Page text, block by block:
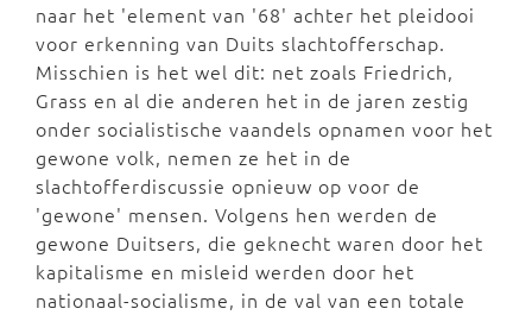
naar het 'element van '68' achter het pleidooi
voor erkenning van Duits slachtofferschap.
Misschien is het wel dit: net zoals Friedrich,
Grass en al die anderen het in de jaren zestig
onder socialistische vaandels opnamen voor het
gewone volk, nemen ze het in de
slachtofferdiscussie opnieuw op voor de
'gewone' mensen. Volgens hen werden de
gewone Duitsers, die geknecht waren door het
kapitalisme en misleid werden door het
nationaal-socialisme, in de val van een totale